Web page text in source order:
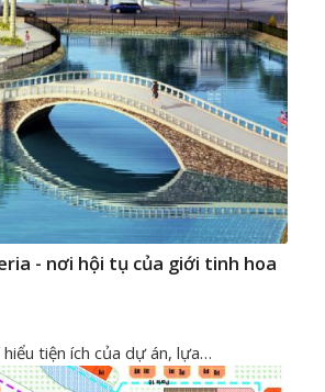
- nơi hội tụ của giới tinh hoa
tiện ích của dự án, lựa…